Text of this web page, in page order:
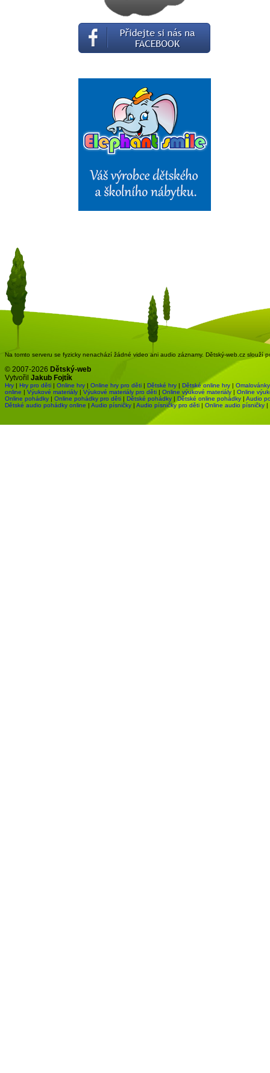
Na tomto serveru se fyzicky nenachází žádné video ani audio záznamy. Dětský-web.cz slouží
© 2007-2026 Dětský-web
Vytvořil Jakub Fojtík
Hry | Hry pro děti | Online hry | Online hry pro děti | Dětské hry | Dětské online hry | Omalovánky
online | Výukové materiály | Výukové materiály pro děti | Online výukové materiály | Online
Online pohádky | Online pohádky pro děti | Dětské pohádky | Dětské online pohádky | Audio
Dětské audio pohádky online | Audio písničky | Audio písničky pro děti | Online audio písničky |